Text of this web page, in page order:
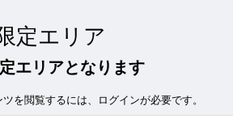
定エリア
エリアとなります
を閲覧するには、ログインが必要です。